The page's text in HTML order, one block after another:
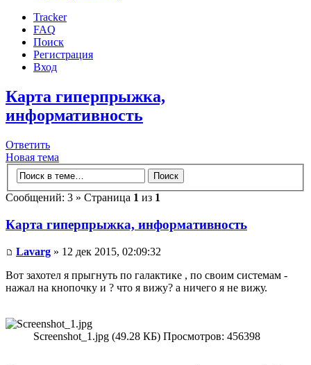
Tracker
FAQ
Поиск
Регистрация
Вход
Карта гиперпрыжка,
информативность
Ответить
Новая тема
Сообщений: 3 » Страница 1 из 1
Карта гиперпрыжка, информативность
Lavarg » 12 дек 2015, 02:09:32
Вот захотел я прыгнуть по галактике , по своим системам -
нажал на кнопочку и ? что я вижу? а ничего я не вижу.
Screenshot_1.jpg (49.28 КБ) Просмотров: 456398